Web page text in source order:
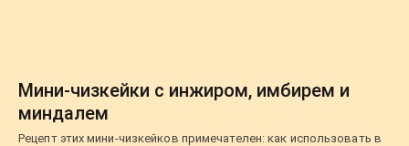
Мини-чизкейки с инжиром, имбирем и
миндалем
Рецепт этих мини-чизкейков примечателен: как использовать в